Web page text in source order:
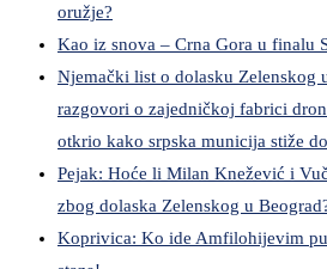
oružje?
Kao iz snova – Crna Gora u finalu
Njemački list o dolasku Zelenskog
razgovori o zajedničkoj fabrici
otkrio kako srpska municija stiže
Pejak: Hoće li Milan Knežević i
zbog dolaska Zelenskog u
Koprivica: Ko ide Amfilohijevim